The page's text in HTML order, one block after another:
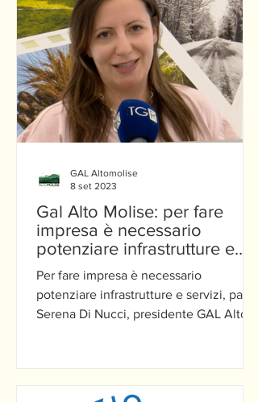
Gal Alto Molise: per fare
impresa è necessario
potenziare infrastrutture e
servizi
Per fare impresa è necessario
potenziare infrastrutture e servizi, parla
Serena Di Nucci, presidente GAL Alto
GAL Altomolise
8 set 2023